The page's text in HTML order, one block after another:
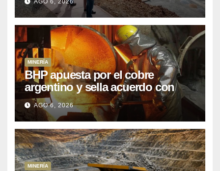
posponiendo
AGO 6, 2026
MINERÍA
BHP apuesta por el cobre
argentino y sella acuerdo con
Kobrea para siete proyecto
AGO 6, 2026
MINERÍA